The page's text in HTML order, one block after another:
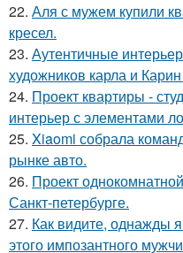
22. Аля с мужем купили
кресел.
23. Аутентичные
художников карла и
24. Проект квартиры -
интерьер с элементами
25. Xiaomi собрала
рынке авто.
26. Проект
Санкт-петербурге.
27. Как видите, однажды
этого импозантного